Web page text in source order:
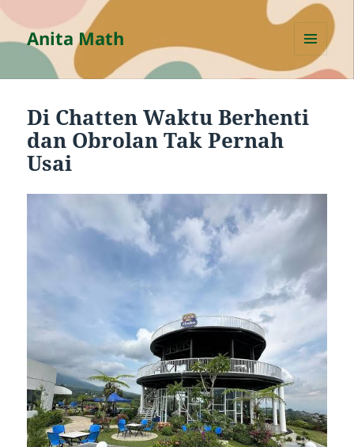
Anita Math
MENU
AND
Di Chatten Waktu Berhenti
dan Obrolan Tak Pernah
Usai